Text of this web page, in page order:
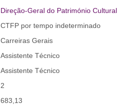
Direção-Geral do Património Cultural
CTFP por tempo indeterminado
Carreiras Gerais
Assistente Técnico
Assistente Técnico
2
683,13